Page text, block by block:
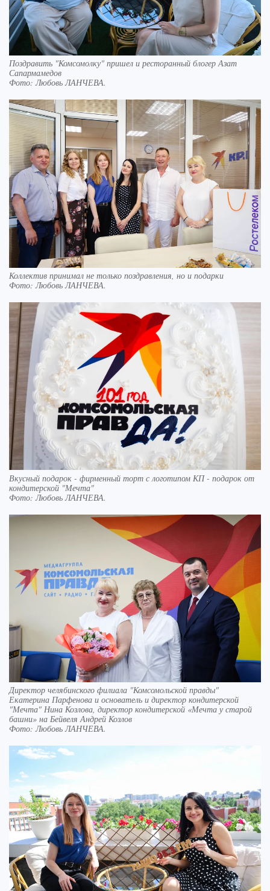
Поздравить "Комсомолку" пришел и ресторанный блогер Азат
Сапармамедов
Фото:Любовь ЛАНЧЕВА.
Коллектив принимал не только поздравления, но и подарки
Фото:Любовь ЛАНЧЕВА.
Вкусный подарок - фирменный торт с логотипом КП - подарок от
кондитерской "Мечта"
Фото:Любовь ЛАНЧЕВА.
Директор челябинского филиала "Комсомольской правды"
Екатерина Парфенова и основатель и директор кондитерской
"Мечта" Нина Козлова, директор кондитерской «Мечта у старой
башни» на Бейвеля Андрей Козлов
Фото:Любовь ЛАНЧЕВА.